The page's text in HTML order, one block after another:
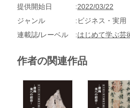
とで、多角的に書を捉え、自身の表現
提供開始日
2022/03/22
ジャンル
ビジネス・実用
連載誌/レーベル
はじめて学ぶ芸
作者の関連作品